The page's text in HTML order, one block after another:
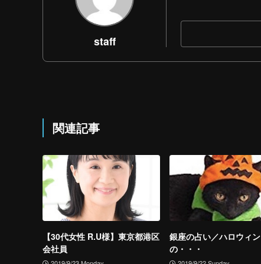
staff
関連記事
【30代女性 R.U様】東京都港区
会社員
銀座の占い／ハロウィン
の・・・